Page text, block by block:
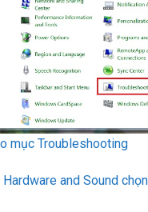
mục Troubleshooting
Hardware and Sound